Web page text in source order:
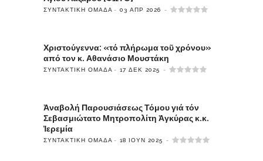
ΣΥΝΤΑΚΤΙΚΉ ΟΜΆΔΑ 03 ΑΠΡ 2026
Χριστούγεννα: «τό πλήρωμα τοῦ χρόνου»
από τον κ. Αθανάσιο Μουστάκη
ΣΥΝΤΑΚΤΙΚΉ ΟΜΆΔΑ 17 ΔΕΚ 2025
Ἀναβολή Παρουσιάσεως Τόμου γιά τόν
Σεβασμιώτατο Μητροπολίτη Ἀγκύρας κ.κ.
Ἱερεμία
ΣΥΝΤΑΚΤΙΚΉ ΟΜΆΔΑ 18 ΙΟΎΝ 2025